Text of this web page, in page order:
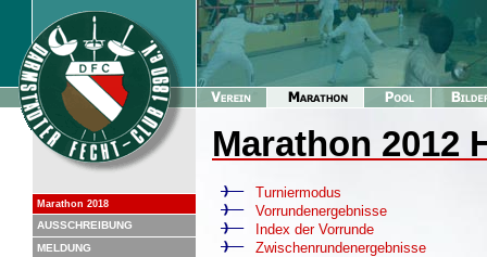
Marathon 2018
AUSSCHREIBUNG
MELDUNG
Marathon 2012
Turniermodus
Vorrundenergebnisse
Index der Vorrunde
Zwischenrundenergebnisse